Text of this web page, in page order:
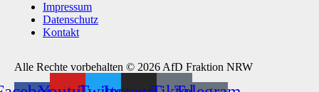
Impressum
Datenschutz
Kontakt
Alle Rechte vorbehalten © 2026 AfD Fraktion NRW